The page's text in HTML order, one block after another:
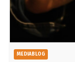
MEDIABLOG